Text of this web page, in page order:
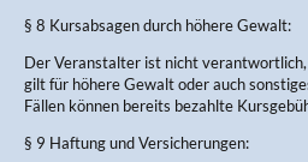
§ 8 Kursabsagen durch höhere Gewalt:
Der Veranstalter ist nicht
gilt für höhere Gewalt oder auch
Fällen können bereits bezahlte
§ 9 Haftung und Versicherungen: